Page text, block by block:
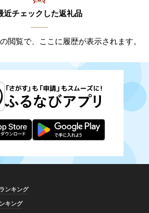
近チェックした返礼品
閲覧で、ここに履歴が表示されます。
ンキング
キング